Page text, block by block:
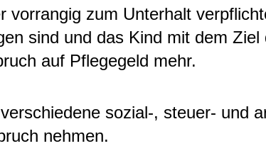
vorrangig zum Unterhalt
sind und das Kind mit dem
auf Pflegegeld mehr.
sozial-, steuer- und
nehmen.